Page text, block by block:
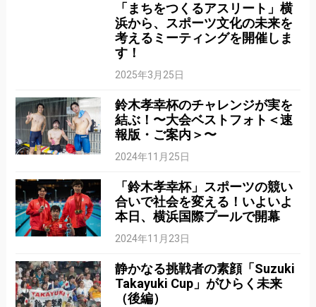
「まちをつくるアスリート」横
浜から、スポーツ文化の未来を
考えるミーティングを開催しま
す！
2025年3月25日
鈴木孝幸杯のチャレンジが実を
結ぶ！〜大会ベストフォト＜速
報版・ご案内＞〜
2024年11月25日
「鈴木孝幸杯」スポーツの競い
合いで社会を変える！いよいよ
本日、横浜国際プールで開幕
2024年11月23日
静かなる挑戦者の素顔「Suzuki
Takayuki Cup」がひらく未来
（後編）